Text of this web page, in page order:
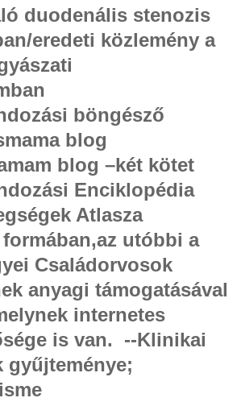
duodenális stenozis
eredeti közlemény a
böngésző
blog
blog –két kötet
Enciklopédia
Atlasza
utóbbi a
Családorvosok
anyagi támogatásával
internetes
is van.
--Klinikai
gyűjteménye;